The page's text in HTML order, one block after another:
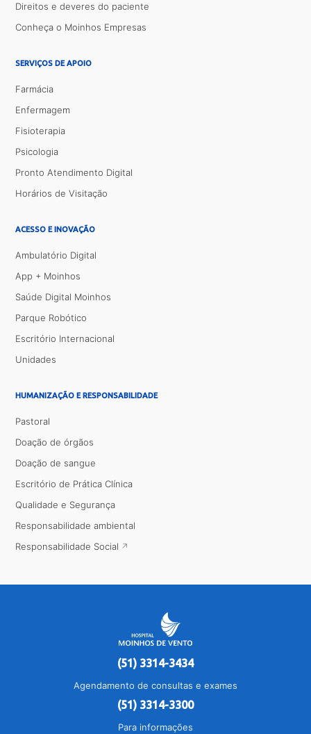
Direitos e deveres do paciente
Conheça o Moinhos Empresas
SERVIÇOS DE APOIO
Farmácia
Enfermagem
Fisioterapia
Psicologia
Pronto Atendimento Digital
Horários de Visitação
ACESSO E INOVAÇÃO
Ambulatório Digital
App + Moinhos
Saúde Digital Moinhos
Parque Robótico
Escritório Internacional
Unidades
HUMANIZAÇÃO E RESPONSABILIDADE
Pastoral
Doação de órgãos
Doação de sangue
Escritório de Prática Clínica
Qualidade e Segurança
Responsabilidade ambiental
Responsabilidade Social
(51) 3314-3434
Agendamento de consultas e exames
(51) 3314-3300
Para informações